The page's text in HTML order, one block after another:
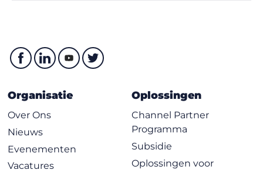
Organisatie
Over Ons
Nieuws
Evenementen
Vacatures
Oplossingen
Channel Partner
Programma
Subsidie
Oplossingen voor